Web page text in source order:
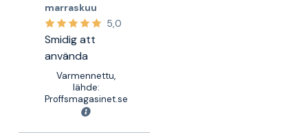
marraskuu
5,0
Smidig att
använda
Varmennettu,
lähde:
Proffsmagasinet.se